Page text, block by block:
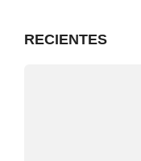
RECIENTES